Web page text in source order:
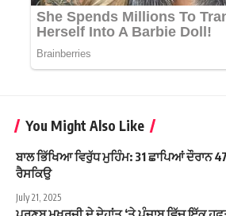
You Might Also Like
ਬਾਲ ਭਿੱਖਿਆ ਵਿਰੁੱਧ ਮੁਹਿੰਮ: 31 ਛਾਪਿਆਂ ਦੌਰਾਨ
ਰੈਸਕਿਉ
July 21, 2025